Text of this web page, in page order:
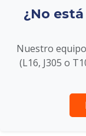
¿No
Nuestro
(L16, J305 o